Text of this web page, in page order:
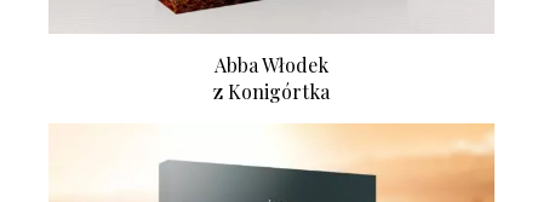
Abba Włodek
z Konigórtka